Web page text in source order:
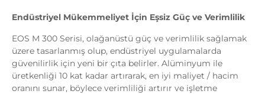
Endüstriyel Mükemmeliyet İçin Eşsiz Güç ve Verimlilik
EOS M 300 Serisi, olağanüstü güç ve verimlilik sağlamak
üzere tasarlanmış olup, endüstriyel uygulamalarda
güvenilirlik için yeni bir çıta belirler. Alüminyum ile
üretkenliği 10 kat kadar artırarak, en iyi maliyet / hacim
oranını sunar, böylece verimliliği artırır ve işletme